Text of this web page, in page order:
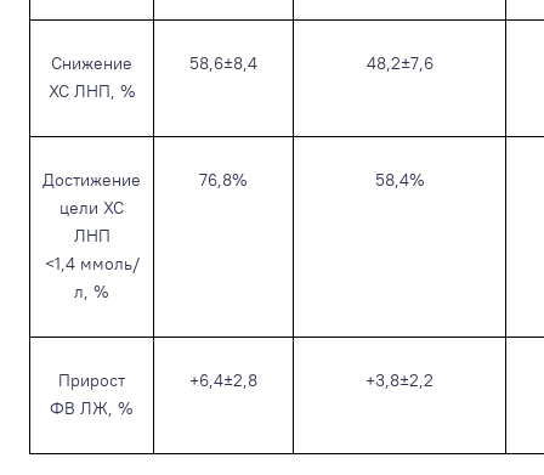
Снижение
ХС ЛНП, %
58,6±8,4 48,2±7,6
Достижение
цели ХС
ЛНП
<1,4 ммоль/
л, %
76,8% 58,4%
Прирост
ФВ ЛЖ, %
+6,4±2,8 +3,8±2,2